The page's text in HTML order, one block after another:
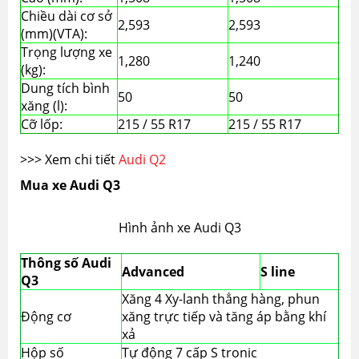
Chiều dài cơ sở
(mm)(VTA):
2,593
2,593
Trọng lượng xe
(kg):
1,280
1,240
Dung tích bình
xăng (l):
50
50
Cỡ lốp:
215 / 55 R17
215 / 55 R17
>>> Xem chi tiếtAudi Q2
Mua xe Audi Q3
Hình ảnh xe Audi Q3
Thông số Audi
Q3
Advanced S line
Động cơ
Xăng 4 Xy-lanh thẳng hàng, phun
xăng trực tiếp và tăng áp bằng khí
xả
Hộp số
Tự động 7 cấp S tronic